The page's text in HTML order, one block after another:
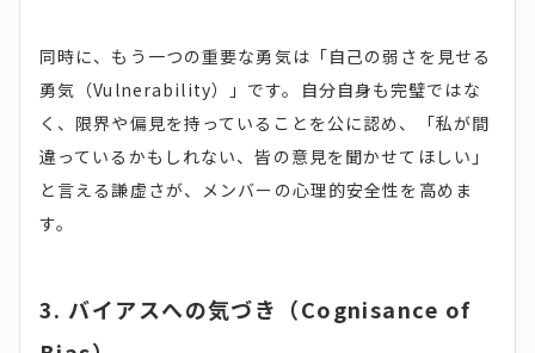
同時に、もう一つの重要な勇気は「自己の弱さを見せる
勇気（Vulnerability）」です。自分自身も完璧ではな
く、限界や偏見を持っていることを公に認め、「私が間
違っているかもしれない、皆の意見を聞かせてほしい」
と言える謙虚さが、メンバーの心理的安全性を高めま
す。
3. バイアスへの気づき（Cognisance of